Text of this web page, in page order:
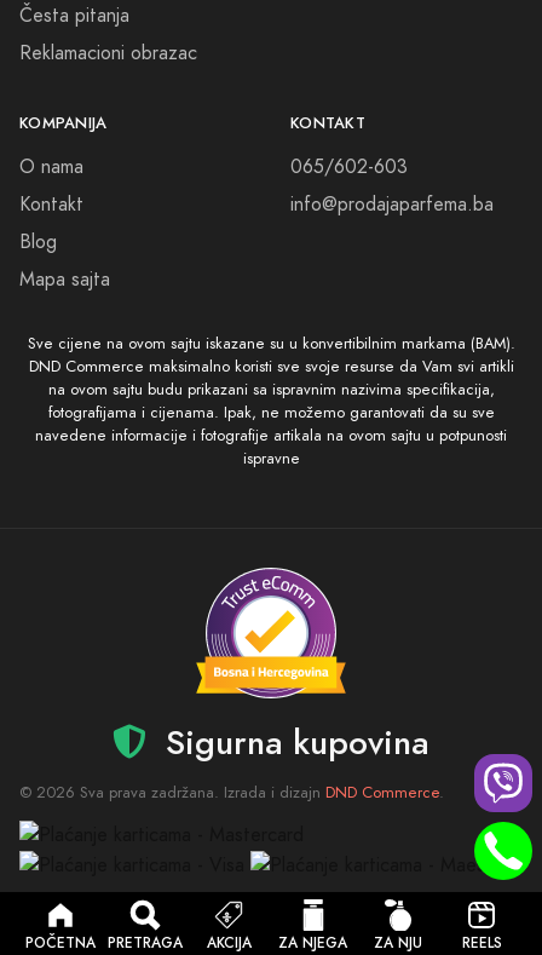
POČETNA PRETRAGA AKCIJA ZA NJEGA ZA NJU REELS
Česta pitanja
Reklamacioni obrazac
KOMPANIJA
O nama
Kontakt
Blog
Mapa sajta
KONTAKT
065/602-603
info@prodajaparfema.ba
Sve cijene na ovom sajtu iskazane su u konvertibilnim markama (BAM).
DND Commerce maksimalno koristi sve svoje resurse da Vam svi artikli
na ovom sajtu budu prikazani sa ispravnim nazivima specifikacija,
fotografijama i cijenama. Ipak, ne možemo garantovati da su sve
navedene informacije i fotografije artikala na ovom sajtu u potpunosti
ispravne
Sigurna kupovina
© 2026 Sva prava zadržana. Izrada i dizajn DND Commerce.